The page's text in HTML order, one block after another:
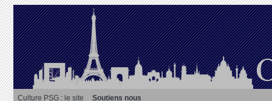
Culture PSG : le site Soutiens nous